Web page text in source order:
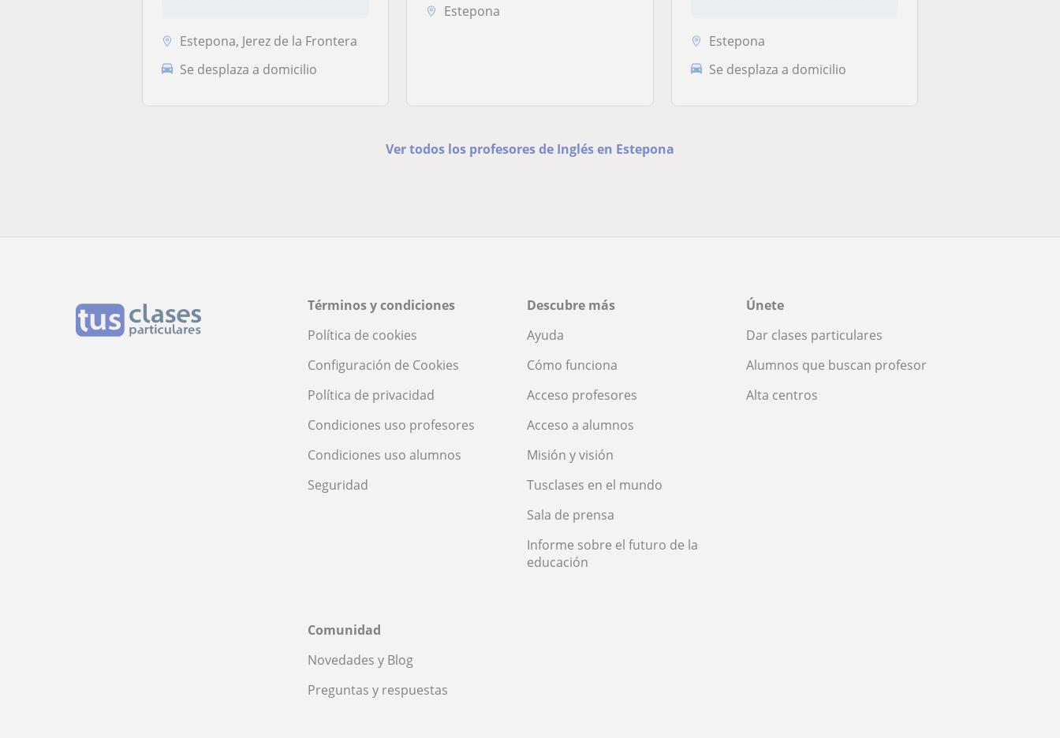
Estepona, Jerez de la Frontera
Se desplaza a domicilio
Estepona
Estepona
Se desplaza a domicilio
Ver todos los profesores de Inglés en Estepona
Términos y condiciones
Política de cookies
Configuración de Cookies
Política de privacidad
Condiciones uso profesores
Condiciones uso alumnos
Seguridad
Descubre más
Ayuda
Cómo funciona
Acceso profesores
Acceso a alumnos
Misión y visión
Tusclases en el mundo
Sala de prensa
Informe sobre el futuro de la
educación
Únete
Dar clases particulares
Alumnos que buscan profesor
Alta centros
Comunidad
Novedades y Blog
Preguntas y respuestas